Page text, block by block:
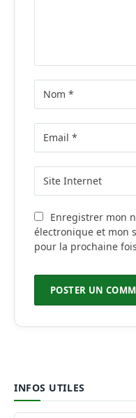
Enregistrer mon
électronique et mon
pour la prochaine
INFOS UTILES